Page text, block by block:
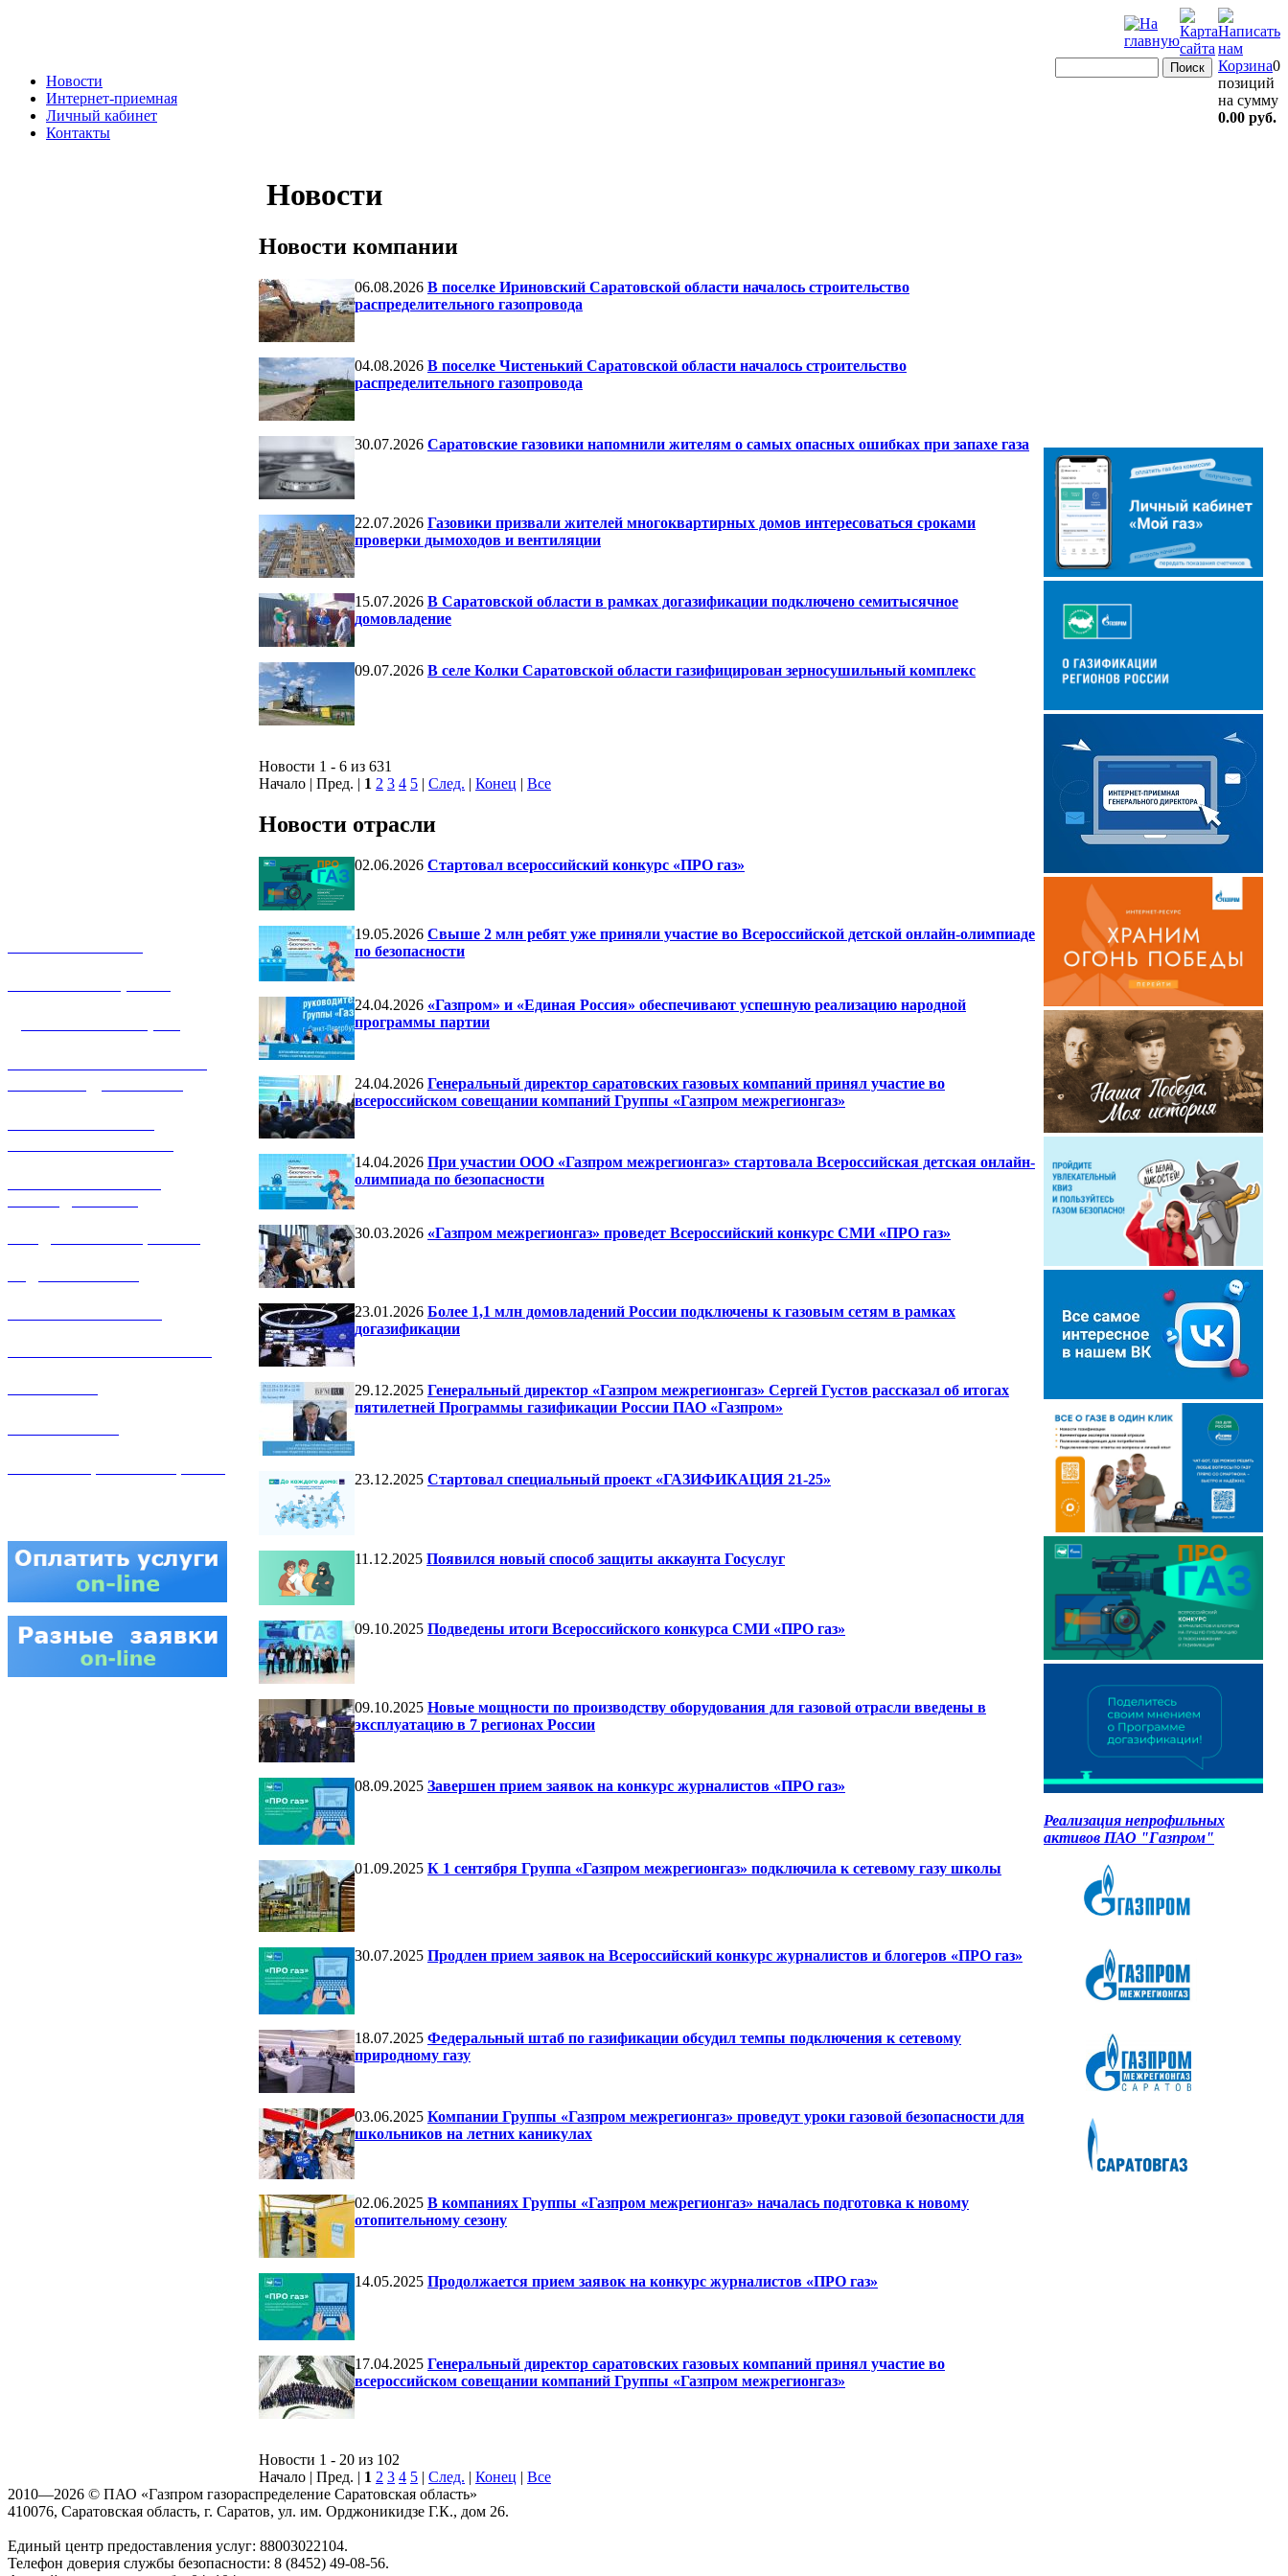
Новости
Интернет-приемная
Личный кабинет
Контакты
Корзина0
позиций
на сумму
0.00 руб.
Новости
Новости компании
06.08.2026 В поселке Ириновский Саратовской области началось строительство
распределительного газопровода
04.08.2026 В поселке Чистенький Саратовской области началось строительство
распределительного газопровода
30.07.2026 Саратовские газовики напомнили жителям о самых опасных ошибках при запахе газа
22.07.2026 Газовики призвали жителей многоквартирных домов интересоваться сроками
проверки дымоходов и вентиляции
15.07.2026 В Саратовской области в рамках догазификации подключено семитысячное
домовладение
09.07.2026 В селе Колки Саратовской области газифицирован зерносушильный комплекс
Новости 1 - 6 из 631
Начало | Пред. | 1 2 3 4 5 | След. | Конец | Все
Новости отрасли
02.06.2026 Стартовал всероссийский конкурс «ПРО газ»
19.05.2026 Свыше 2 млн ребят уже приняли участие во Всероссийской детской онлайн-олимпиаде
по безопасности
24.04.2026 «Газпром» и «Единая Россия» обеспечивают успешную реализацию народной
программы партии
24.04.2026 Генеральный директор саратовских газовых компаний принял участие во
всероссийском совещании компаний Группы «Газпром межрегионгаз»
14.04.2026 При участии ООО «Газпром межрегионгаз» стартовала Всероссийская детская онлайн-
олимпиада по безопасности
30.03.2026 «Газпром межрегионгаз» проведет Всероссийский конкурс СМИ «ПРО газ»
23.01.2026 Более 1,1 млн домовладений России подключены к газовым сетям в рамках
догазификации
29.12.2025 Генеральный директор «Газпром межрегионгаз» Сергей Густов рассказал об итогах
пятилетней Программы газификации России ПАО «Газпром»
23.12.2025 Стартовал специальный проект «ГАЗИФИКАЦИЯ 21-25»
11.12.2025 Появился новый способ защиты аккаунта Госуслуг
09.10.2025 Подведены итоги Всероссийского конкурса СМИ «ПРО газ»
09.10.2025 Новые мощности по производству оборудования для газовой отрасли введены в
эксплуатацию в 7 регионах России
08.09.2025 Завершен прием заявок на конкурс журналистов «ПРО газ»
01.09.2025 К 1 сентября Группа «Газпром межрегионгаз» подключила к сетевому газу школы
30.07.2025 Продлен прием заявок на Всероссийский конкурс журналистов и блогеров «ПРО газ»
18.07.2025 Федеральный штаб по газификации обсудил темпы подключения к сетевому
природному газу
03.06.2025 Компании Группы «Газпром межрегионгаз» проведут уроки газовой безопасности для
школьников на летних каникулах
02.06.2025 В компаниях Группы «Газпром межрегионгаз» началась подготовка к новому
отопительному сезону
14.05.2025 Продолжается прием заявок на конкурс журналистов «ПРО газ»
17.04.2025 Генеральный директор саратовских газовых компаний принял участие во
всероссийском совещании компаний Группы «Газпром межрегионгаз»
Новости 1 - 20 из 102
Начало | Пред. | 1 2 3 4 5 | След. | Конец | Все
Реализация непрофильных
активов ПАО "Газпром"
2010—2026 © ПАО «Газпром газораспределение Саратовская область»
410076, Саратовская область, г. Саратов, ул. им. Орджоникидзе Г.К., дом 26.
Единый центр предоставления услуг: 88003022104.
Телефон доверия службы безопасности: 8 (8452) 49-08-56.